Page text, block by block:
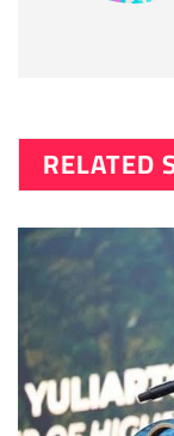
RELATED